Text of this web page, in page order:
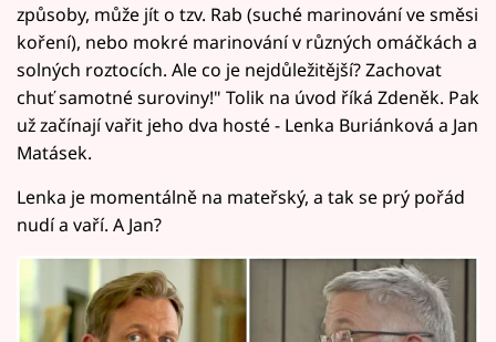
způsoby, může jít o tzv. Rab (suché marinování ve směsi
koření), nebo mokré marinování v různých omáčkách a
solných roztocích. Ale co je nejdůležitější? Zachovat
chuť samotné suroviny!" Tolik na úvod říká Zdeněk. Pak
už začínají vařit jeho dva hosté - Lenka Buriánková a Jan
Matásek.
Lenka je momentálně na mateřský, a tak se prý pořád
nudí a vaří. A Jan?